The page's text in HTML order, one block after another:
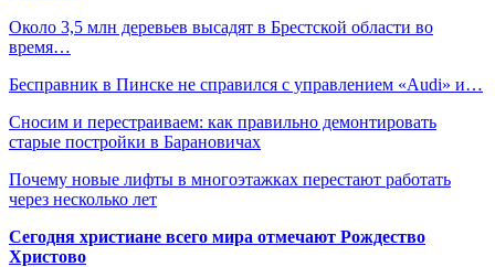
Около 3,5 млн деревьев высадят в Брестской области во
время…
Бесправник в Пинске не справился с управлением «Audi» и…
Сносим и перестраиваем: как правильно демонтировать
старые постройки в Барановичах
Почему новые лифты в многоэтажках перестают работать
через несколько лет
Сегодня христиане всего мира отмечают Рождество
Христово